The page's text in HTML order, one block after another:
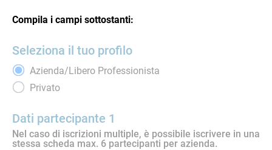
Compila i campi sottostanti:
Seleziona il tuo profilo
Azienda/Libero Professionista
Privato
Dati partecipante 1
Nel caso di iscrizioni multiple, è possibile iscrivere in una
stessa scheda max. 6 partecipanti per azienda.